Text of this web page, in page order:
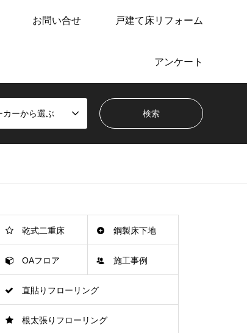
お問い合せ 戸建て床リフォーム
アンケート
カーから選ぶ
乾式二重床 鋼製床下地
OAフロア 施工事例
直貼りフローリング
根太張りフローリング